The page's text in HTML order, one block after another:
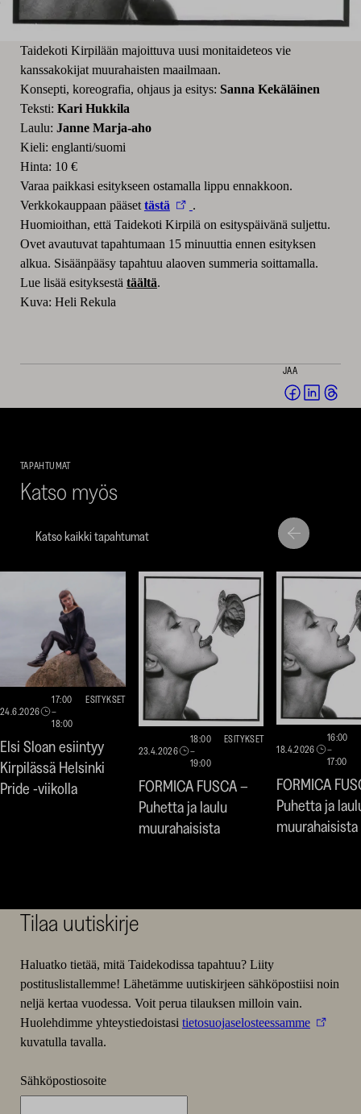
Taidekoti Kirpilään majoittuva uusi monitaideteos vie
kanssakokijat muurahaisten maailmaan.
Konsepti, koreografia, ohjaus ja esitys: Sanna Kekäläinen
Teksti: Kari Hukkila
Laulu: Janne Marja-aho
Kieli: englanti/suomi
Hinta: 10 €
Varaa paikkasi esitykseen ostamalla lippu ennakkoon.
Verkkokauppaan pääset tästä
.
Huomioithan, että Taidekoti Kirpilä on esityspäivänä suljettu.
Ovet avautuvat tapahtumaan 15 minuuttia ennen esityksen
alkua. Sisäänpääsy tapahtuu alaoven summeria soittamalla.
Lue lisää esityksestä täältä.
Kuva: Heli Rekula
JAA
Jaa Jaa
TAPAHTUMAT
Katso myös
Katso kaikki tapahtumat
Siirry
seuraavaan
24.6.2026
17:00
–
18:00
ESITYKSET
Elsi Sloan esiintyy
Kirpilässä Helsinki
Pride -viikolla
23.4.2026
18:00
–
19:00
ESITYKSET
FORMICA FUSCA –
Puhetta ja laulu
muurahaisista
18.4.2026
16:00
–
17:00
FORMICA
Puhetta ja
muurahaisista
Tilaa uutiskirje
Haluatko tietää, mitä Taidekodissa tapahtuu? Liity
postituslistallemme! Lähetämme uutiskirjeen sähköpostiisi noin
neljä kertaa vuodessa. Voit perua tilauksen milloin vain.
Huolehdimme yhteystiedoistasi tietosuojaselosteessamme
kuvatulla tavalla.
Sähköpostiosoite